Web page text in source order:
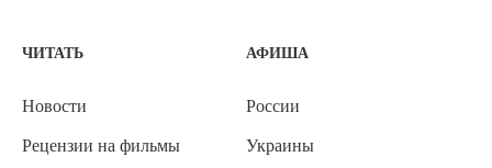
ЧИТАТЬ
Новости
Рецензии на фильмы
АФИША
России
Украины